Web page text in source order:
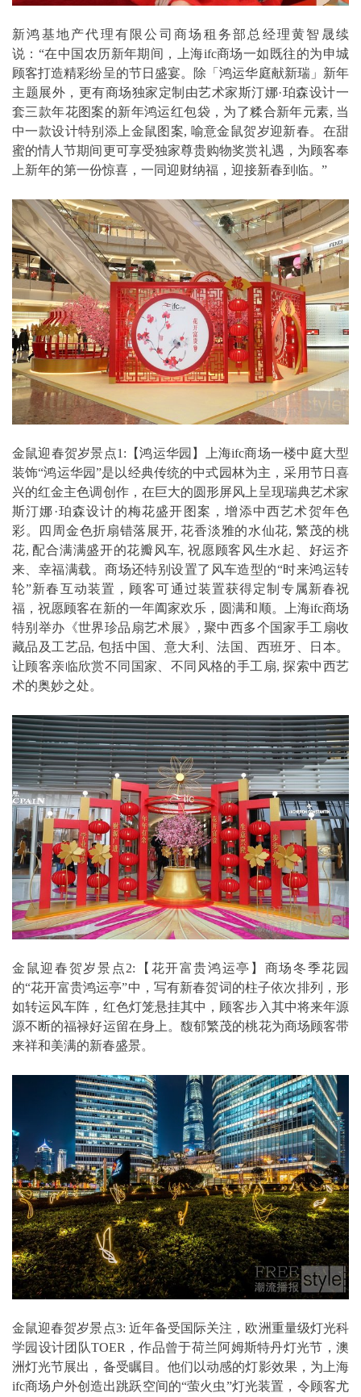
新鸿基地产代理有限公司商场租务部总经理黄智晟续
说：“在中国农历新年期间，上海ifc商场一如既往的为申城
顾客打造精彩纷呈的节日盛宴。除「鸿运华庭献新瑞」新年
主题展外，更有商场独家定制由艺术家斯汀娜·珀森设计一
套三款年花图案的新年鸿运红包袋，为了糅合新年元素, 当
中一款设计特别添上金鼠图案, 喻意金鼠贺岁迎新春。在甜
蜜的情人节期间更可享受独家尊贵购物奖赏礼遇，为顾客奉
上新年的第一份惊喜，一同迎财纳福，迎接新春到临。”
金鼠迎春贺岁景点1:【鸿运华园】上海ifc商场一楼中庭大型
装饰“鸿运华园”是以经典传统的中式园林为主，采用节日喜
兴的红金主色调创作，在巨大的圆形屏风上呈现瑞典艺术家
斯汀娜·珀森设计的梅花盛开图案，增添中西艺术贺年色
彩。四周金色折扇错落展开, 花香淡雅的水仙花, 繁茂的桃
花, 配合满满盛开的花瓣风车, 祝愿顾客风生水起、好运齐
来、幸福满载。商场还特别设置了风车造型的“时来鸿运转
轮”新春互动装置，顾客可通过装置获得定制专属新春祝
福，祝愿顾客在新的一年阖家欢乐，圆满和顺。上海ifc商场
特别举办《世界珍品扇艺术展》, 聚中西多个国家手工扇收
藏品及工艺品, 包括中国、意大利、法国、西班牙、日本。
让顾客亲临欣赏不同国家、不同风格的手工扇, 探索中西艺
术的奥妙之处。
金鼠迎春贺岁景点2:【花开富贵鸿运亭】商场冬季花园
的“花开富贵鸿运亭”中，写有新春贺词的柱子依次排列，形
如转运风车阵，红色灯笼悬挂其中，顾客步入其中将来年源
源不断的福禄好运留在身上。馥郁繁茂的桃花为商场顾客带
来祥和美满的新春盛景。
金鼠迎春贺岁景点3: 近年备受国际关注，欧洲重量级灯光科
学园设计团队TOER，作品曾于荷兰阿姆斯特丹灯光节，澳
洲灯光节展出，备受瞩目。他们以动感的灯影效果，为上海
ifc商场户外创造出跳跃空间的“萤火虫”灯光装置，令顾客尤